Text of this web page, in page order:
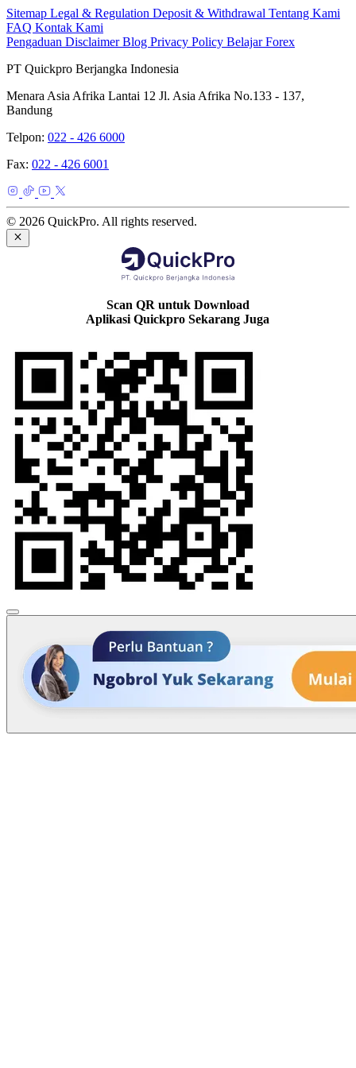
Sitemap Legal & Regulation Deposit & Withdrawal Tentang Kami
FAQ Kontak Kami
Pengaduan DisclaimerBlog Privacy Policy Belajar Forex
PT Quickpro Berjangka Indonesia
Menara Asia Afrika Lantai 12 Jl. Asia Afrika No.133 - 137,
Bandung
Telpon: 022 - 426 6000
Fax: 022 - 426 6001
© 2026 QuickPro. All rights reserved.
Scan QR untuk Download
Aplikasi Quickpro Sekarang Juga